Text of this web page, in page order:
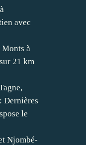
avec
Monts à
21 km
Dernières
le
Njombé-